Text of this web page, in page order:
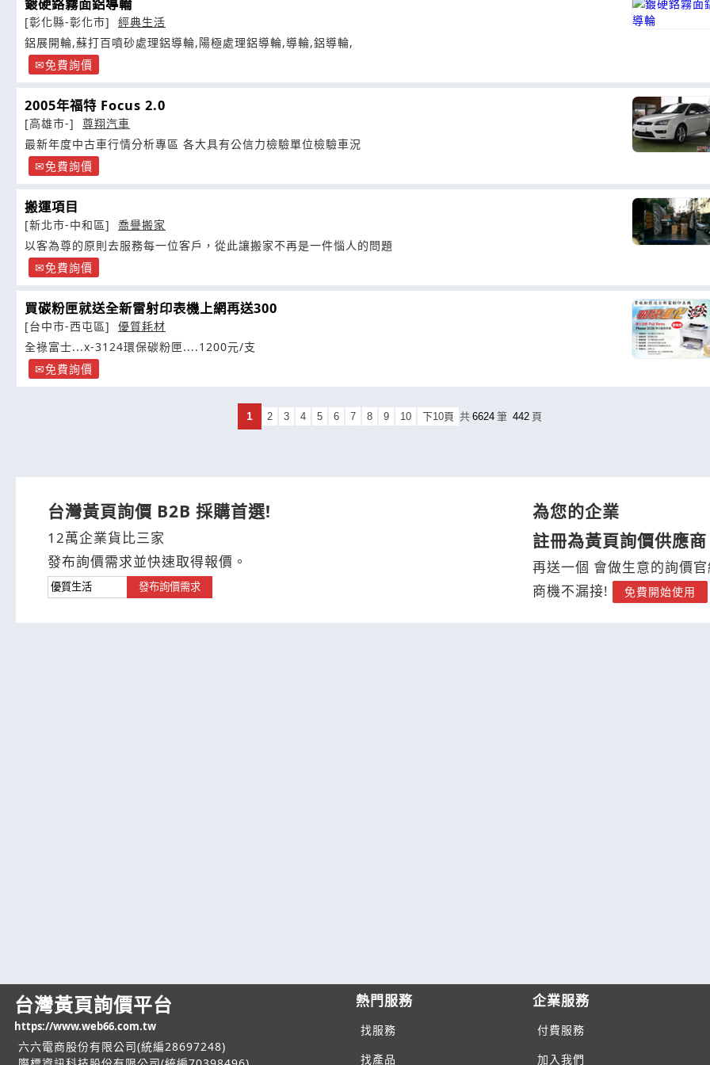
鍍硬鉻霧面鋁導輪
[彰化縣-彰化市]
經典生活
鋁展開輪,蘇打百噴砂處理鋁導輪,陽極處理鋁導輪,導輪,鋁導輪,
免費詢價
2005年福特 Focus 2.0
[高雄市-]
尊翔汽車
最新年度中古車行情分析專區 各大具有公信力檢驗單位檢驗車況
免費詢價
搬運項目
[新北市-中和區]
喬譽搬家
以客為尊的原則去服務每一位客戶，從此讓搬家不再是一件惱人的問題
免費詢價
買碳粉匣就送全新雷射印表機上網再送300
[台中市-西屯區]
優質耗材
全祿富士...x-3124環保碳粉匣....1200元/支
免費詢價
1 2 3 4 5 6 7 8 9 10 下10頁 共 6624 筆 442 頁
台灣黃頁詢價 B2B 採購首選!
12萬企業貨比三家
發布詢價需求並快速取得報價。
發布詢價需求
為您的企業
註冊為黃頁詢價供應商
再送一個 會做生意的詢價
商機不漏接!
免費開始使用
台灣黃頁詢價平台
https://www.web66.com.tw
六六電商股份有限公司(統編28697248)
熱門服務
找服務
找產品
企業服務
付費服務
加入我們